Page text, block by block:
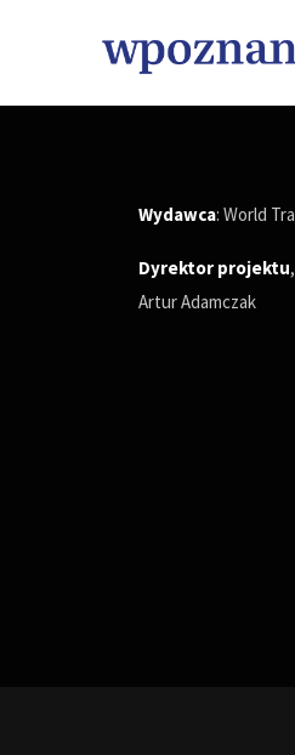
Wydawca: World
Dyrektor projektu,
Artur Adamczak